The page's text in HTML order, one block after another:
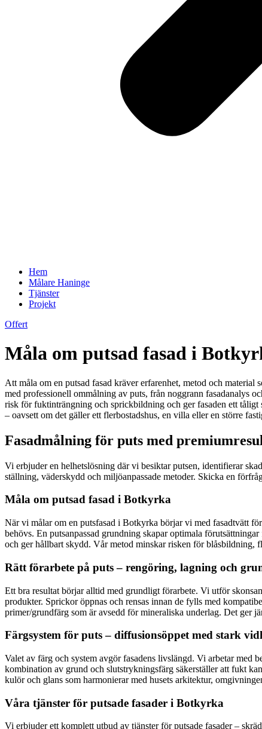
Hem
Målare Haninge
Tjänster
Projekt
Offert
Måla om putsad fasad i
Att måla om en putsad fasad kräver erfarenhet, metod och
med professionell ommålning av puts, från noggrann fasadanalys
risk för fuktinträngning och sprickbildning och ger fasaden ett
– oavsett om det gäller ett flerbostadshus, en villa eller en större
Fasadmålning för puts med
Vi erbjuder en helhetslösning där vi besiktar putsen, identifierar
ställning, väderskydd och miljöanpassade metoder. Skicka en
Måla om putsad fasad i Botkyrka
När vi målar om en putsfasad i Botkyrka börjar vi med fasadtvätt
behövs. En putsanpassad grundning skapar optimala
och ger hållbart skydd. Vår metod minskar risken för blåsbildning,
Rätt förarbete på puts – rengöring, lagning och
Ett bra resultat börjar alltid med grundligt förarbete. Vi utför
produkter. Sprickor öppnas och rensas innan de fylls med
primer/grundfärg som är avsedd för mineraliska underlag. Det ger
Färgsystem för puts – diffusionsöppet med stark
Valet av färg och system avgör fasadens livslängd. Vi arbetar med
kombination av grund och slutstrykningsfärg säkerställer att fukt
kulör och glans som harmonierar med husets arkitektur,
Våra tjänster för putsade fasader i Botkyrka
Vi erbjuder ett komplett utbud av tjänster för putsade fasader –